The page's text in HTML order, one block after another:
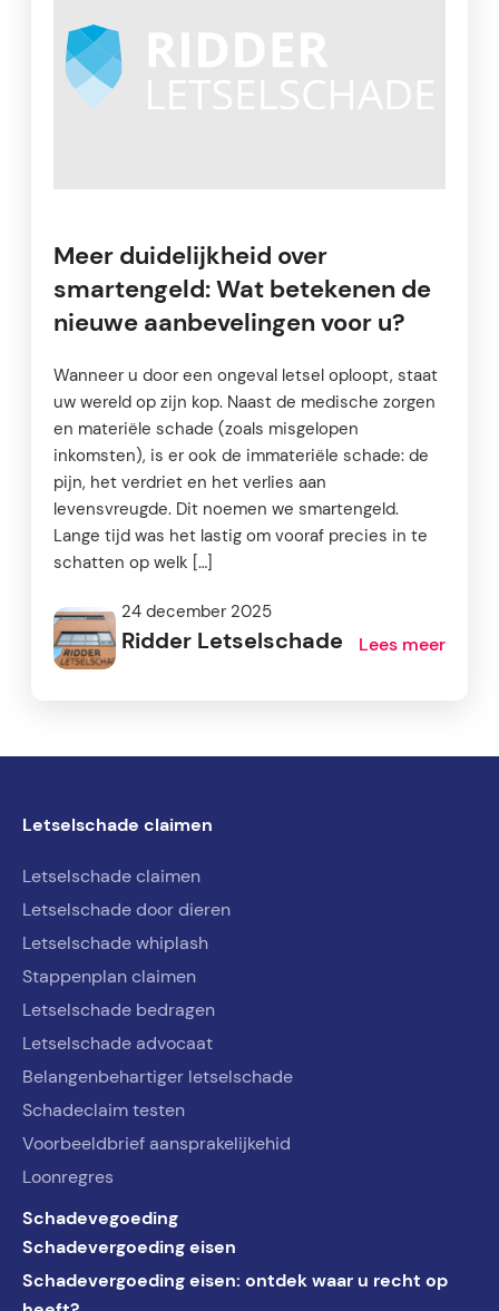
Meer duidelijkheid over
smartengeld: Wat betekenen de
nieuwe aanbevelingen voor u?
Wanneer u door een ongeval letsel oploopt, staat
uw wereld op zijn kop. Naast de medische zorgen
en materiële schade (zoals misgelopen
inkomsten), is er ook de immateriële schade: de
pijn, het verdriet en het verlies aan
levensvreugde. Dit noemen we smartengeld.
Lange tijd was het lastig om vooraf precies in te
schatten op welk […]
24 december 2025
Ridder Letselschade Lees meer
Letselschade claimen
Letselschade claimen
Letselschade door dieren
Letselschade whiplash
Stappenplan claimen
Letselschade bedragen
Letselschade advocaat
Belangenbehartiger letselschade
Schadeclaim testen
Voorbeeldbrief aansprakelijkehid
Loonregres
Schadevegoeding
Schadevergoeding eisen
Schadevergoeding eisen: ontdek waar u recht op